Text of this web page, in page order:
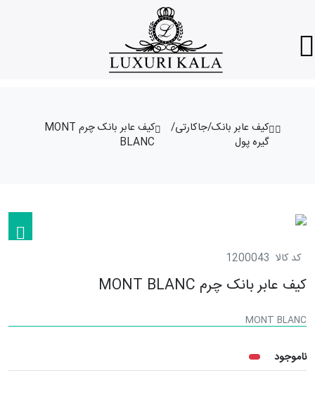
کیف عابر بانک/جاکارتی/
گیره پول
کیف عابر بانک چرم MONT
BLANC
کد کالا 1200043
کیف عابر بانک چرم MONT BLANC
MONT BLANC
ناموجود